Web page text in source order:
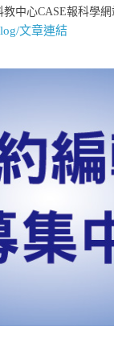
中心CASE報科學網
文章連結